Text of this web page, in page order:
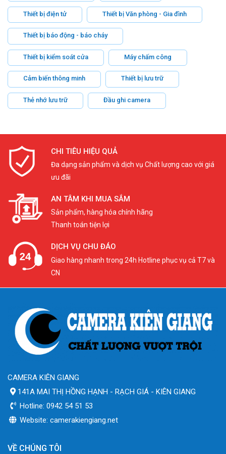
Thiết bị điện tử Thiết bị Văn phòng - Gia đình
Thiết bị báo động - báo cháy
Thiết bị kiểm soát cửa Máy chấm công
Cảm biến thông minh Thiết bị lưu trữ
Thẻ nhớ lưu trữ Đầu ghi camera
CHI TIÊU HIỆU QUẢ
Đa dạng sản phẩm và dịch vụ Chất lượng cao với giá
ưu đãi
AN TÂM KHI MUA SẮM
Sản phẩm, hàng hóa chính hãng
Thanh toán tiện lợi
DỊCH VỤ CHU ĐÁO
Giao hàng nhanh trong 24h Hotline phục vụ cả T7 và
CN
CAMERA KIÊN GIANG
141A MAI THỊ HỒNG HẠNH - RẠCH GIÁ - KIÊN GIANG
Hotline: 0942 54 51 53
Website: camerakiengiang.net
VỀ CHÚNG TÔI